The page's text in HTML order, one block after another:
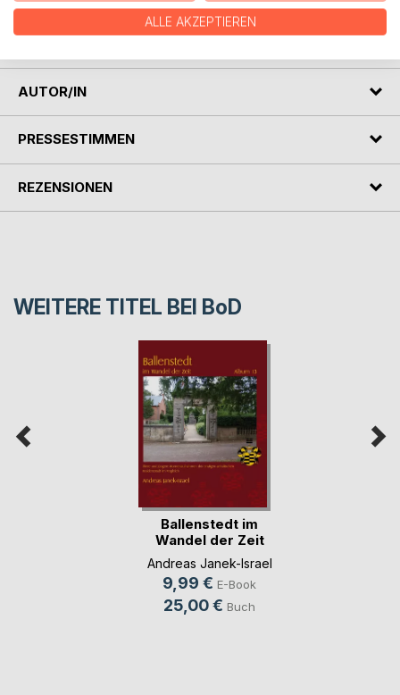
Es handelt sich um eine ausführliche Beschreibung der
Geschichte des Landeswappens von Sachsen-Anhalt.
AUTOR/IN
PRESSESTIMMEN
REZENSIONEN
WEITERE TITEL BEI BoD
Ballenstedt im
Wandel der Zeit
Album 13
Andreas Janek-Israel
9,99 € E-Book
25,00 € Buch
ALLE AKZEPTIEREN